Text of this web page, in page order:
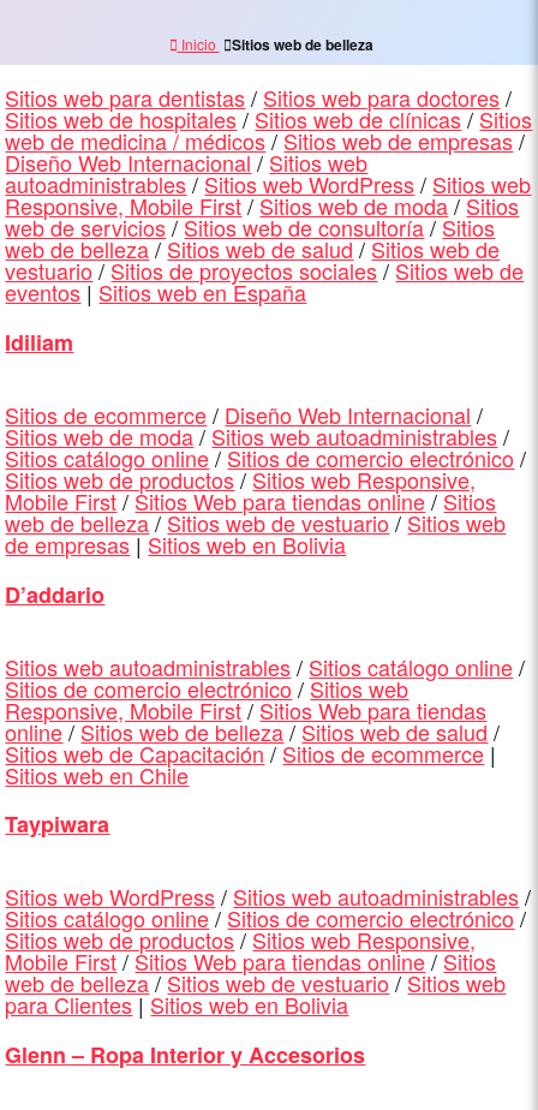
Inicio Sitios web de belleza
Sitios web para dentistas/ Sitios web para doctores/
Sitios web de hospitales/ Sitios web de clínicas/Sitios
web de medicina / médicos/Sitios web de empresas/
Diseño Web Internacional/Sitios web
autoadministrables/Sitios web WordPress/ Sitios web
Responsive, Mobile First/Sitios web de moda/Sitios
web de servicios/Sitios web de consultoría/Sitios
web de belleza/Sitios web de salud/Sitios web de
vestuario/Sitios de proyectos sociales/Sitios web de
eventos|Sitios web en España
Idiliam
Sitios de ecommerce/ Diseño Web Internacional /
Sitios web de moda/Sitios web autoadministrables/
Sitios catálogo online/Sitios de comercio electrónico/
Sitios web de productos/Sitios web Responsive,
Mobile First/Sitios Web para tiendas online/Sitios
web de belleza/Sitios web de vestuario/Sitios web
de empresas|Sitios web en Bolivia
D’addario
Sitios web autoadministrables/ Sitios catálogo online/
Sitios de comercio electrónico/Sitios web
Responsive, Mobile First/Sitios Web para tiendas
online/Sitios web de belleza/Sitios web de salud/
Sitios web de Capacitación/Sitios de ecommerce|
Sitios web en Chile
Taypiwara
Sitios web WordPress/ Sitios web autoadministrables/
Sitios catálogo online/ Sitios de comercio electrónico/
Sitios web de productos/Sitios web Responsive,
Mobile First/Sitios Web para tiendas online/Sitios
web de belleza/Sitios web de vestuario/Sitios web
para Clientes|Sitios web en Bolivia
Glenn – Ropa Interior y Accesorios